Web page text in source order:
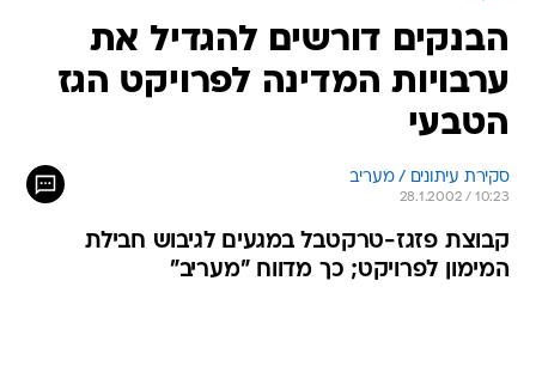
הבנקים דורשים להגדיל את
ערבויות המדינה לפרויקט הגז
הטבעי
סקירת עיתונים / מעריב
28.1.2002 / 10:23
קבוצת פזגז-טרקטבל במגעים לגיבוש חבילת
המימון לפרויקט; כך מדווח "מעריב"